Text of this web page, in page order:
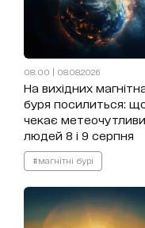
08:00 | 08.08.2026
На вихідних
буря посилиться:
чекає
людей 8 і 9 серпня
#магнітні бурі